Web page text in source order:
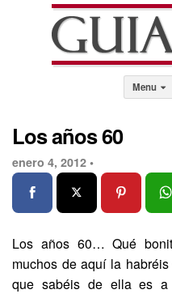
Menu
Los años 60
enero 4, 2012 •
Los años 60… Qué
muchos de aquí la
que sabéis de ella es